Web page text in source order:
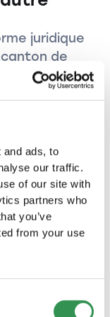
and ads, to
our traffic.
of our site with
partners who
you’ve
from your use
juridique
de
le canton de
région.
de Bâle-